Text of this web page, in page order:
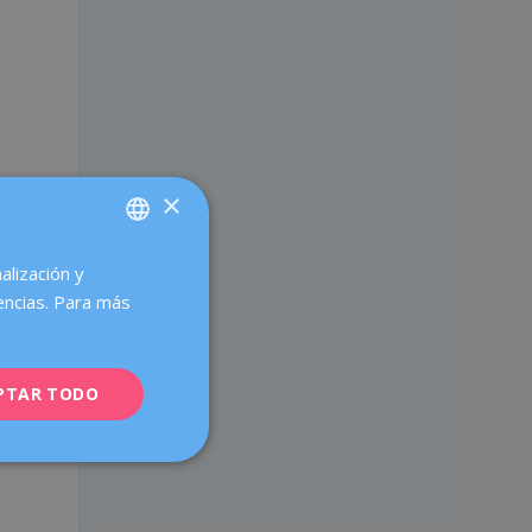
CATALÀ
FRENCH
×
y
Para más
TODO